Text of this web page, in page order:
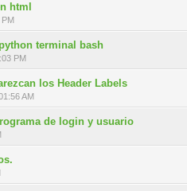
html
PM
0 de 5
2 345
terminal bash
PM
0 de 5
12345
los Header Labels
AM
0 de 5
2345
de login y usuario
0 de 5
2345
0 de 5
23